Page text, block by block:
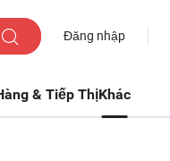
Đăng nhập
& Tiếp ThịKhác